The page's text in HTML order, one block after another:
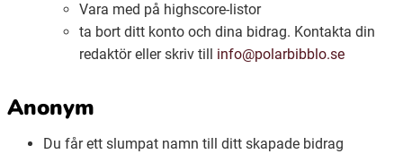
Vara med på highscore-listor
ta bort ditt konto och dina bidrag. Kontakta din
redaktör eller skriv till info@polarbibblo.se
Anonym
Du får ett slumpat namn till ditt skapade bidrag